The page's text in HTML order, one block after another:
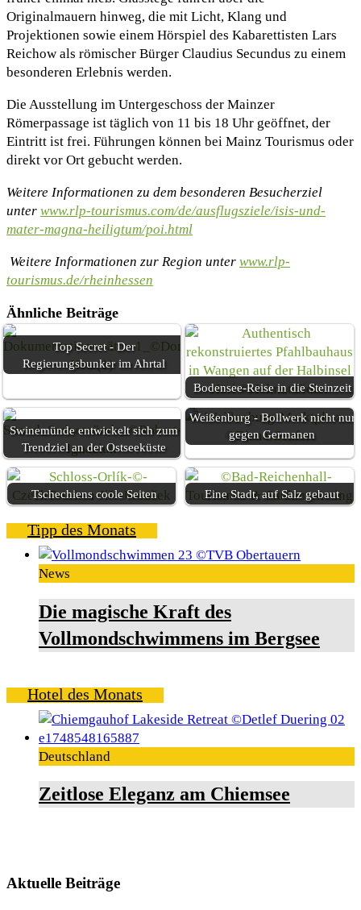
Originalmauern hinweg, die mit Licht, Klang und
Projektionen sowie einem Hörspiel des Kabarettisten Lars
Reichow als römischer Bürger Claudius Secundus zu einem
besonderen Erlebnis werden.
Die Ausstellung im Untergeschoss der Mainzer
Römerpassage ist täglich von 11 bis 18 Uhr geöffnet, der
Eintritt ist frei. Führungen können bei Mainz Tourismus oder
direkt vor Ort gebucht werden.
Weitere Informationen zu dem besonderen Besucherziel
unter www.rlp-tourismus.com/de/ausflugsziele/isis-und-
mater-magna-heiligtum/poi.html
Weitere Informationen zur Region unter www.rlp-
tourismus.de/rheinhessen
Ähnliche Beiträge
Top Secret - Der
Regierungsbunker im Ahrtal
Bodensee-Reise in die Steinzeit
Swinemünde entwickelt sich zum
Trendziel an der Ostseeküste
Weißenburg - Bollwerk nicht nur
gegen Germanen
Tschechiens coole Seiten Eine Stadt, auf Salz gebaut
Tipp des Monats
News
Die magische Kraft des
Vollmondschwimmens im Bergsee
Hotel des Monats
Deutschland
Zeitlose Eleganz am Chiemsee
Aktuelle Beiträge